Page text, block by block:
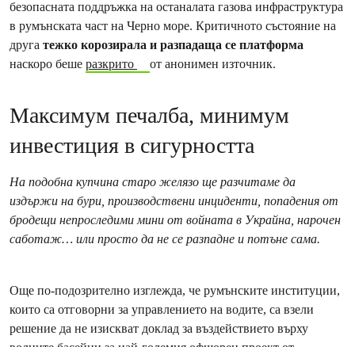
безопасната поддръжка на останалата газова инфраструктура
в румънската част на Черно море. Критичното състояние на
друга тежко корозирала и разпадаща се платформа
наскоро беше разкрито от анонимен източник.
Максимум печалба, минимум
инвестиция в сигурността
На подобна купчина старо желязо ще разчитаме да
издържи на бури, производствени инциденти, попадения от
бродещи непроследими мини от войната в Украйна, нарочен
саботаж… или просто да не се разпадне и потъне сама.
Още по-подозрително изглежда, че румънските институции,
които са отговорни за управлението на водите, са взели
решение да не изискват доклад за въздействието върху